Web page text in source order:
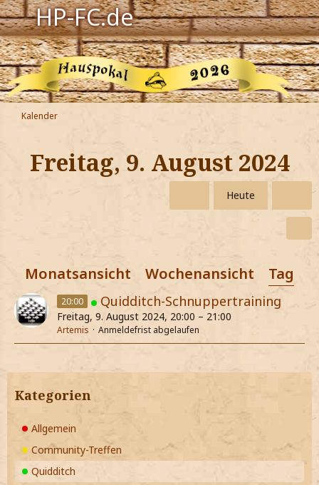
HP-FC.de
Navigation
Harry Potter
Der HP-FC
Hogwarts
Zauberwelt
Jetzt Fanclub-Mitglied werden!
Kalender
Freitag, 9. August 2024
Heute
Monatsansicht Wochenansicht
20:00 Quidditch-Schnuppertraining
Freitag, 9. August 2024, 20:00 – 21:00
Artemis Anmeldefrist abgelaufen
Kategorien
Allgemein
Community-Treffen
Quidditch